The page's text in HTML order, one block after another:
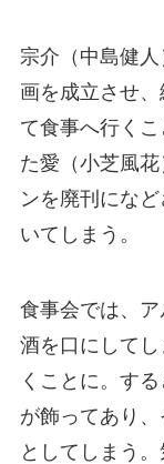
宗介（中島健
画を成立させ
て食事へ行く
た愛（小芝風
ンを廃刊にな
いてしまう。
食事会では、
酒を口にして
くことに。す
が飾ってあり
としてしまう